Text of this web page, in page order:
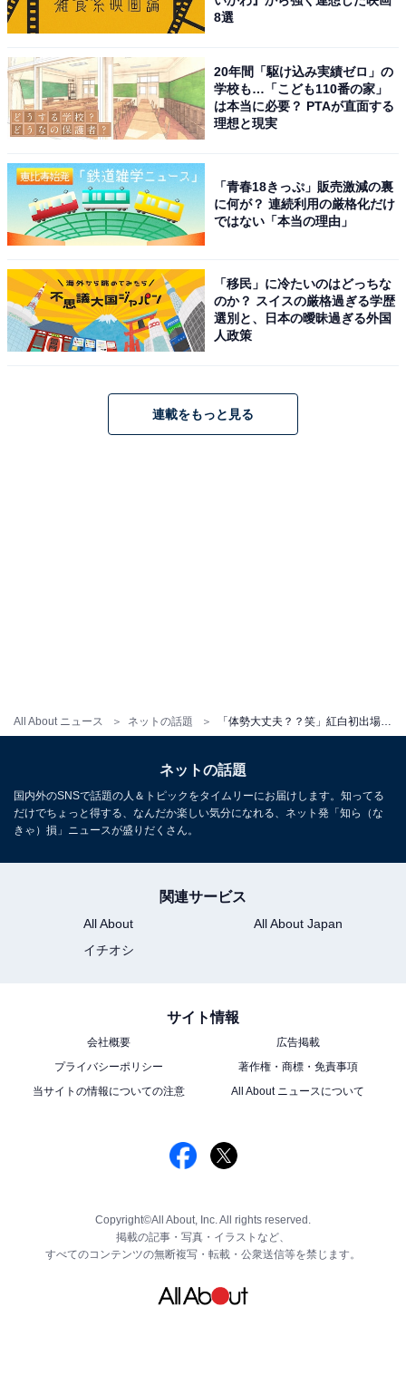
All About ニュース ネットの話題
8選
20年間「駆け込み実績ゼロ」の
学校も…「こども110番の家」
は本当に必要？ PTAが直面する
理想と現実
「青春18きっぷ」販売激減の裏
に何が？ 連続利用の厳格化だけ
ではない「本当の理由」
「移民」に冷たいのはどっちな
のか？ スイスの厳格過ぎる学歴
選別と、日本の曖昧過ぎる外国
人政策
連載をもっと見る
ネットの話題
国内外のSNSで話題の人＆トピックをタイムリーにお届けします。知ってる
だけでちょっと得する、なんだか楽しい気分になれる、ネット発「知ら（な
きゃ）損」ニュースが盛りだくさん。
関連サービス
All About
All About Japan
イチオシ
サイト情報
会社概要
広告掲載
プライバシーポリシー
著作権・商標・免責事項
当サイトの情報についての注意
All About ニュースについて
Copyright©All About, Inc. All rights reserved.
掲載の記事・写真・イラストなど、
すべてのコンテンツの無断複写・転載・公衆送信等を禁じます。